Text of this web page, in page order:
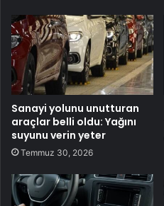
Sanayi yolunu unutturan
araçlar belli oldu: Yağını
suyunu verin yeter
Temmuz 30, 2026